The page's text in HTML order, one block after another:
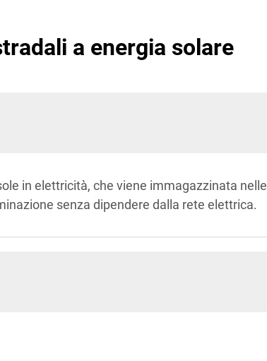
a energia solare
in elettricità, che viene immagazzinata nelle
senza dipendere dalla rete elettrica.